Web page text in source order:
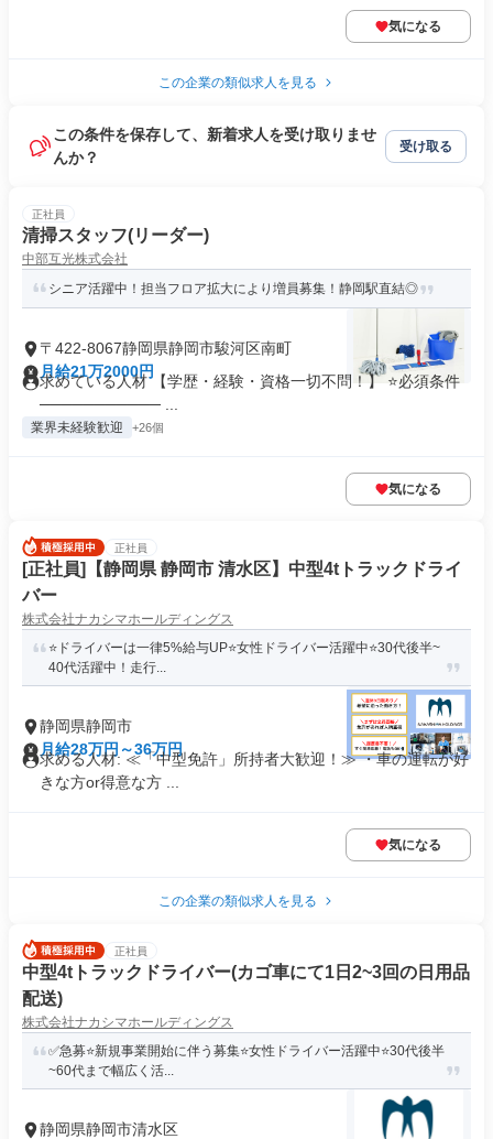
気になる
この企業の類似求人を見る
この条件を保存して、新着求人を受け取りませ
んか？
受け取る
正社員
清掃スタッフ(リーダー)
中部互光株式会社
シニア活躍中！担当フロア拡大により増員募集！静岡駅直結◎
〒422-8067静岡県静岡市駿河区南町
月給21万2000円
求めている人材 【学歴・経験・資格一切不問！】 ⭐必須条件
─────────── ...
業界未経験歓迎 +26個
気になる
正社員
[正社員]【静岡県 静岡市 清水区】中型4tトラックドライ
バー
株式会社ナカシマホールディングス
⭐️ドライバーは一律5%給与UP⭐️女性ドライバー活躍中⭐️30代後半~
40代活躍中！走行...
静岡県静岡市
月給28万円～36万円
求める人材: ≪「中型免許」所持者大歓迎！≫ ・車の運転が好
きな方or得意な方 ...
気になる
この企業の類似求人を見る
正社員
中型4tトラックドライバー(カゴ車にて1日2~3回の日用品
配送)
株式会社ナカシマホールディングス
✅急募⭐️新規事業開始に伴う募集⭐️女性ドライバー活躍中⭐️30代後半
~60代まで幅広く活...
静岡県静岡市清水区